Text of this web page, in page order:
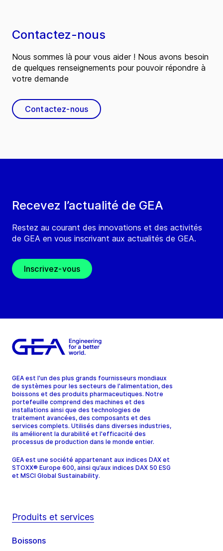
Recevez l’actualité de GEA
Restez au courant des innovations et des activités
de GEA en vous inscrivant aux actualités de GEA.
Inscrivez-vous
Contactez-nous
Nous sommes là pour vous aider ! Nous avons besoin
de quelques renseignements pour pouvoir répondre à
votre demande
Contactez-nous
GEA est l'un des plus grands fournisseurs mondiaux
de systèmes pour les secteurs de l'alimentation, des
boissons et des produits pharmaceutiques. Notre
portefeuille comprend des machines et des
installations ainsi que des technologies de
traitement avancées, des composants et des
services complets. Utilisés dans diverses industries,
ils améliorent la durabilité et l'efficacité des
processus de production dans le monde entier.
GEA est une société appartenant aux indices DAX et
STOXX® Europe 600, ainsi qu’aux indices DAX 50 ESG
et MSCI Global Sustainability.
Produits et services
Boissons